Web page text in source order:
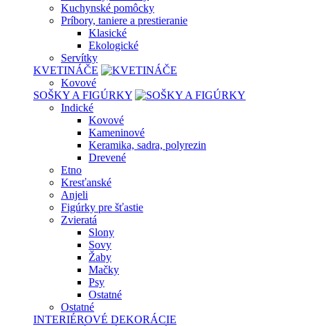
Kuchynské pomôcky
Príbory, taniere a prestieranie
Klasické
Ekologické
Servítky
KVETINÁČE
Kovové
SOŠKY A FIGÚRKY
Indické
Kovové
Kameninové
Keramika, sadra, polyrezin
Drevené
Etno
Kresťanské
Anjeli
Figúrky pre šťastie
Zvieratá
Slony
Sovy
Žaby
Mačky
Psy
Ostatné
Ostatné
INTERIÉROVÉ DEKORÁCIE